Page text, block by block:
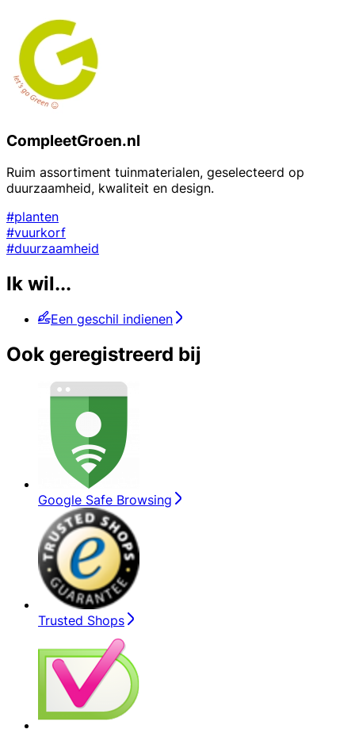
CompleetGroen.nl
Ruim assortiment tuinmaterialen, geselecteerd op
duurzaamheid, kwaliteit en design.
#planten
#vuurkorf
#duurzaamheid
Ik wil...
Een geschil indienen
Ook geregistreerd bij
Google Safe Browsing
Trusted Shops